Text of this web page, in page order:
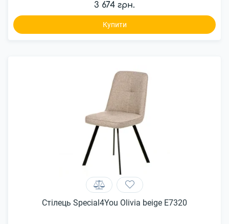
3 674 грн.
Купити
Стілець Special4You Olivia beige E7320